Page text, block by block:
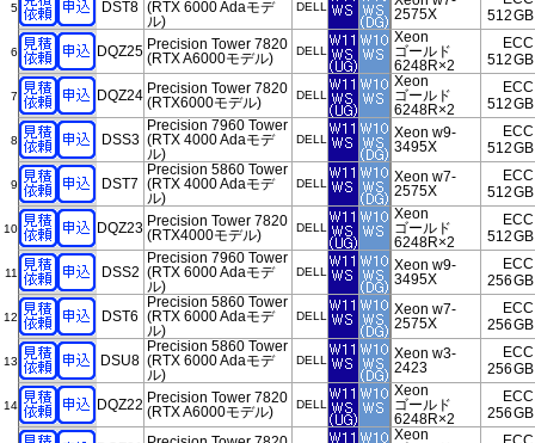
5 DST8 (RTX 6000 Adaモデ
ル)
DELL
2575X
512GB
6 DQZ25 Precision Tower 7820
(RTX A6000モデル)
DELL
Xeon
ゴールド
6248R×2
ECC
512GB
7 DQZ24 Precision Tower 7820
(RTX6000モデル)
DELL
Xeon
ゴールド
6248R×2
ECC
512GB
8 DSS3
Precision 7960 Tower
(RTX 4000 Adaモデ
ル)
DELL
Xeon w9-
3495X
ECC
512GB
9 DST7
Precision 5860 Tower
(RTX 4000 Adaモデ
ル)
DELL
Xeon w7-
2575X
ECC
512GB
10 DQZ23 Precision Tower 7820
(RTX4000モデル)
DELL
Xeon
ゴールド
6248R×2
ECC
512GB
11 DSS2
Precision 7960 Tower
(RTX 6000 Adaモデ
ル)
DELL
Xeon w9-
3495X
ECC
256GB
12 DST6
Precision 5860 Tower
(RTX 6000 Adaモデ
ル)
DELL
Xeon w7-
2575X
ECC
256GB
13 DSU8
Precision 5860 Tower
(RTX 6000 Adaモデ
ル)
DELL
Xeon w3-
2423
ECC
256GB
14 DQZ22 Precision Tower 7820
(RTX A6000モデル)
DELL
Xeon
ゴールド
6248R×2
ECC
256GB
Xeon